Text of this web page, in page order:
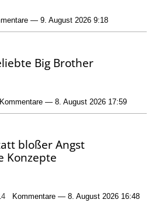
— 9. August 2026 9:18
Big Brother
Kommentare — 8. August 2026 17:59
bloßer Angst
Konzepte
Kommentare — 8. August 2026 16:48